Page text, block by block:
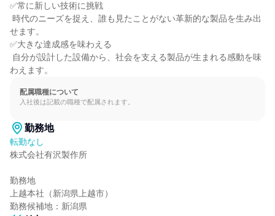
✅常に新しい技術に挑戦
せます。
✅大きな達成感を味わえる
わえます。
配属職種について
入社後は記載の職種で配属されます。
勤務地
転勤なし
株式会社有沢製作所
勤務地
上越本社（新潟県上越市）
勤務候補地：新潟県